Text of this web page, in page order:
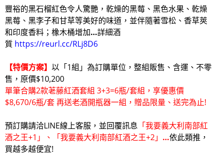
豐裕的黑石榴紅色令人驚艷，乾燥的黑莓、黑色水果、乾燥
黑莓、黑李子和甘草等美好的味道，並伴隨著雪松、香草莢
和印度香料；橡木桶增加…詳細酒
質 https://reurl.cc/RLj8D6
【特價方案】 以「1組」為訂購單位，整組販售、含運、不零
售，原價$10,200
單筆合購2款荖藤紅酒套組 3+3=6瓶/套組，享優惠價
$8,670/6瓶/套 再送老酒開瓶器一組，贈品限量、送完為止!
預訂購請洽LINE線上客服，並回覆訊息 「我要義大利南部紅
酒之王+1」、「我要義大利南部紅酒之王+2」 …依此類推，
買越多越便宜!